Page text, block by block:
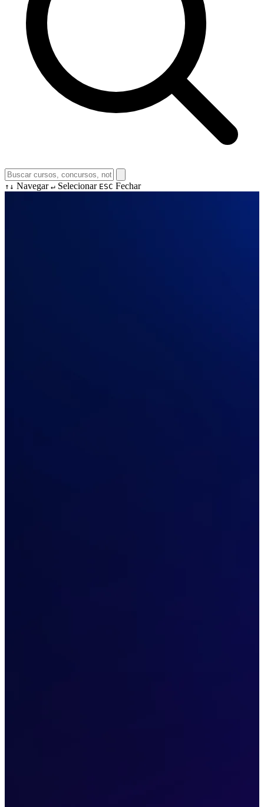
↑↓ Navegar ↵ Selecionar ESC Fechar